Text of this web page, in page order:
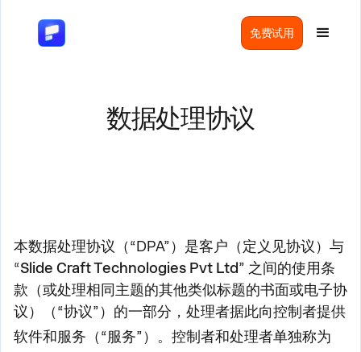
免费试用
数据处理协议
本数据处理协议（“DPA”）是客户（定义见协议）与
“Slide Craft Technologies Pvt Ltd” 之间的使用条
款（或处理相同主题的其他类似标题的书面或电子协
议）（“协议”）的一部分，处理者据此向控制者提供
软件和服务（“服务”）。控制者和处理者单独称为